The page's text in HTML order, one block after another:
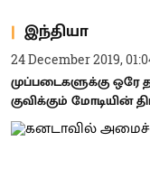
இந்தியா
24 December 2019,
முப்படைகளுக்கு ஒரே
குவிக்கும் மோடியின்